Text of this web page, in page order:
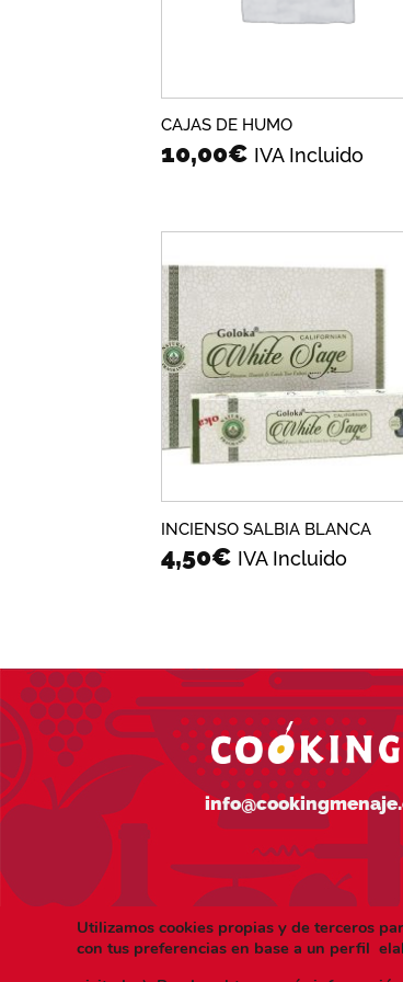
CAJAS DE HUMO
10,00€ IVA Incluido
lista
INCIENSO SALBIA BLANCA
4,50€ IVA Incluido
Utilizamos cookies propias y de terceros
con tus preferencias en base a un perfil